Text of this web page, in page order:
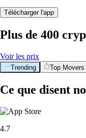
Télécharger l'app
Plus de 400
Voir les prix
Trending Top Movers
Ce que disent
4.7